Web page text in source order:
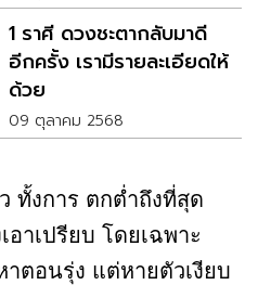
1 ราศี ดวงชะตากลับมาดี
อีกครั้ง เรามีรายละเอียดให้
ด้วย
09 ตุลาคม 2568
ทั้งการ ตกต่ำถึงที่สุด
าเปรียบ โดยเฉพาะ
ตอนรุ่ง แต่หายตัวเงียบ